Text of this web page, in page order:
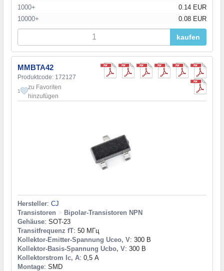
1000+
0.14 EUR
10000+
0.08 EUR
kaufen
MMBTA42
Produktcode: 172127
1
zu Favoriten
hinzufügen
Hersteller: CJ
Transistoren > Bipolar-Transistoren NPN
Gehäuse: SOT-23
Transitfrequenz fT: 50 МГц
Kollektor-Emitter-Spannung Uceo, V: 300 В
Kollektor-Basis-Spannung Ucbo, V: 300 В
Kollektorstrom Ic, A: 0,5 А
Montage: SMD